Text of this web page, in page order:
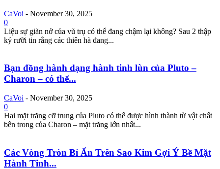
CaVoi - November 30, 2025
0
Liệu sự giãn nở của vũ trụ có thể đang chậm lại không? Sau 2 thập
kỷ rưỡi tin rằng các thiên hà đang...
Bạn đồng hành dạng hành tinh lùn của Pluto –
Charon – có thể...
CaVoi - November 30, 2025
0
Hai mặt trăng cỡ trung của Pluto có thể được hình thành từ vật chất
bên trong của Charon – mặt trăng lớn nhất...
Các Vòng Tròn Bí Ẩn Trên Sao Kim Gợi Ý Bề Mặt
Hành Tinh...